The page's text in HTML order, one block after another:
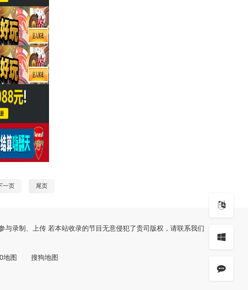
一页 尾页
录制、上传 若本站收录的节目无意侵犯了贵司版权，请联系我们
地图 搜狗地图